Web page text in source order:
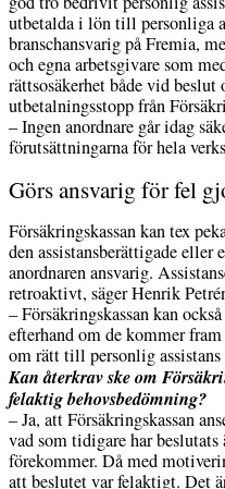
utbetalda i lön till personliga
branschansvarig på Fremia,
och egna arbetsgivare som
rättsosäkerhet både vid
utbetalningsstopp från
– Ingen anordnare går idag
förutsättningarna för hela
Görs ansvarig för fel
Försäkringskassan kan tex
den assistansberättigade eller
anordnaren ansvarig.
retroaktivt, säger Henrik
– Försäkringskassan kan
efterhand om de kommer
om rätt till personlig assistans
Kan återkrav ske om
felaktig behovsbedömning?
– Ja, att Försäkringskassan
vad som tidigare har
förekommer. Då med
att beslutet var felaktigt. Det